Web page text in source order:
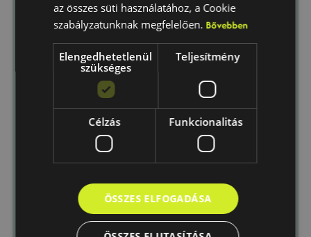
Telepítési város
Üzenet
tájékoztató-ban foglaltakat.
Küldés
az összes süti használatához, a Cookie
szabályzatunknak megfelelően. Bővebben
Elengedhetetlenül
szükséges
Teljesítmény
Célzás Funkcionalitás
ÖSSZES ELFOGADÁSA